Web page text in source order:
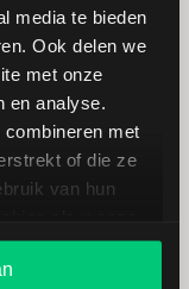
media te bieden
Ook delen we
met onze
en analyse.
met
of die ze
van hun
Just Eat